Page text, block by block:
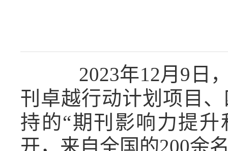
2023年12月 9 日
刊卓越行动计划项目
持的“期刊影响力提
开，来自全国的200余